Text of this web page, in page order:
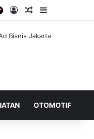
TiktokLog InShuffle Berita
OTOMOTIF